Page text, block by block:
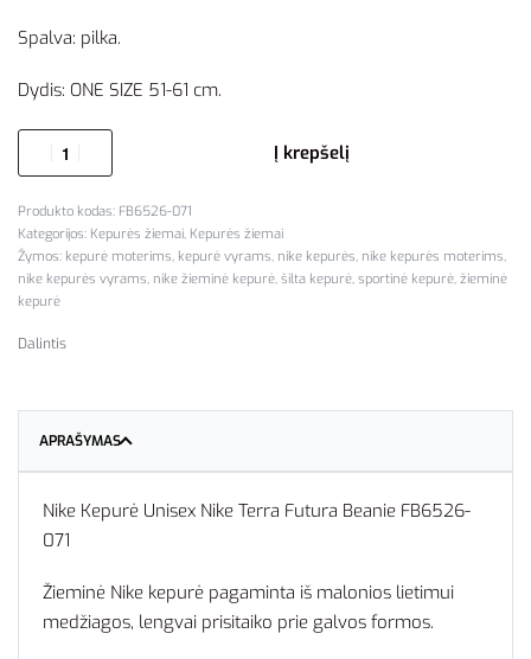
Spalva: pilka.
Dydis: ONE SIZE 51-61 cm.
Į krepšelį
FB6526-071
Kategorijos: Kepurės žiemai, Kepurės žiemai
Žymos: kepurė moterims, kepurė vyrams, nike kepurės, nike kepurės moterims,
nike kepurės vyrams, nike žieminė kepurė, šilta kepurė, sportinė kepurė, žieminė
kepurė
Dalintis
APRAŠYMAS
Nike Kepurė Unisex Nike Terra Futura Beanie FB6526-
071
Žieminė Nike kepurė pagaminta iš malonios lietimui
medžiagos, lengvai prisitaiko prie galvos formos.